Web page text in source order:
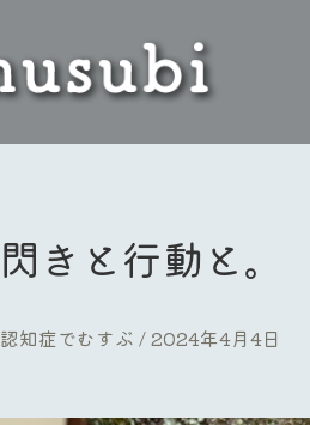
閃きと行動と。
認知症でむすぶ 2024年4月4日